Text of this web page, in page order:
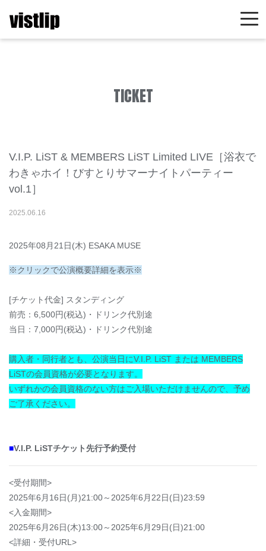
TICKET
V.I.P. LiST & MEMBERS LiST Limited LIVE［浴衣で
わきゃホイ！びすとりサマーナイトパーティー
vol.1］
2025.06.16
2025年08月21日(木) ESAKA MUSE
※クリックで公演概要詳細を表示※
[チケット代金] スタンディング
前売：6,500円(税込)・ドリンク代別途
当日：7,000円(税込)・ドリンク代別途
購入者・同行者とも、公演当日にV.I.P. LiST または MEMBERS
LiSTの会員資格が必要となります。
いずれかの会員資格のない方はご入場いただけませんので、予め
ご了承ください。
■V.I.P. LiSTチケット先行予約受付
<受付期間>
2025年6月16日(月)21:00～2025年6月22日(日)23:59
<入金期間>
2025年6月26日(木)13:00～2025年6月29日(日)21:00
<詳細・受付URL>